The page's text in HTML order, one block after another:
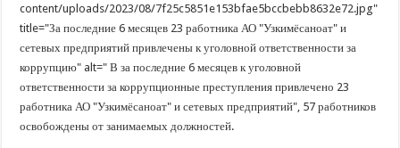
content/uploads/2023/08/7f25c5851e153bfae5bccbebb8632e72.jpg"
title="За последние 6 месяцев 23 работника АО "Узкимёсаноат" и
сетевых предприятий привлечены к уголовной ответственности за
коррупцию" alt=" В за последние 6 месяцев к уголовной
ответственности за коррупционные преступления привлечено 23
работника АО "Узкимёсаноат" и сетевых предприятий", 57 работников
освобождены от занимаемых должностей.